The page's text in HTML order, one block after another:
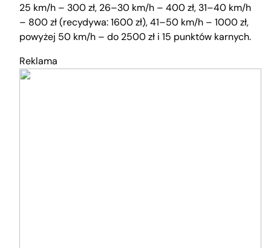
25 km/h – 300 zł, 26–30 km/h – 400 zł, 31–40 km/h
– 800 zł (recydywa: 1600 zł), 41–50 km/h – 1000 zł,
powyżej 50 km/h – do 2500 zł i 15 punktów karnych.
Reklama